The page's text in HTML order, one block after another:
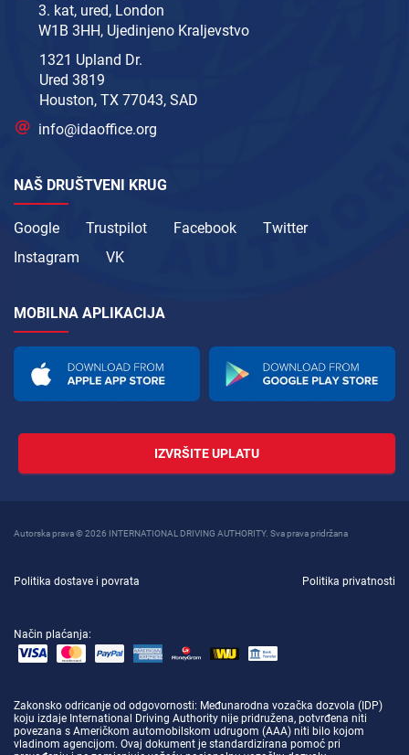
3. kat, ured, London
W1B 3HH, Ujedinjeno Kraljevstvo
1321 Upland Dr.
Ured 3819
Houston, TX 77043, SAD
info@idaoffice.org
NAŠ DRUŠTVENI KRUG
Google Trustpilot Facebook
Twitter
Instagram
VK
MOBILNA APLIKACIJA
IZVRŠITE UPLATU
Autorska prava © 2026 INTERNATIONAL DRIVING AUTHORITY. Sva prava pridržana
Politika dostave i povrata Politika privatnosti
Način plaćanja:
Zakonsko odricanje od odgovornosti: Međunarodna vozačka dozvola (IDP)
koju izdaje International Driving Authority nije pridružena, potvrđena niti
povezana s Američkom automobilskom udrugom (AAA) niti bilo kojom
vladinom agencijom. Ovaj dokument je standardizirana pomoć pri